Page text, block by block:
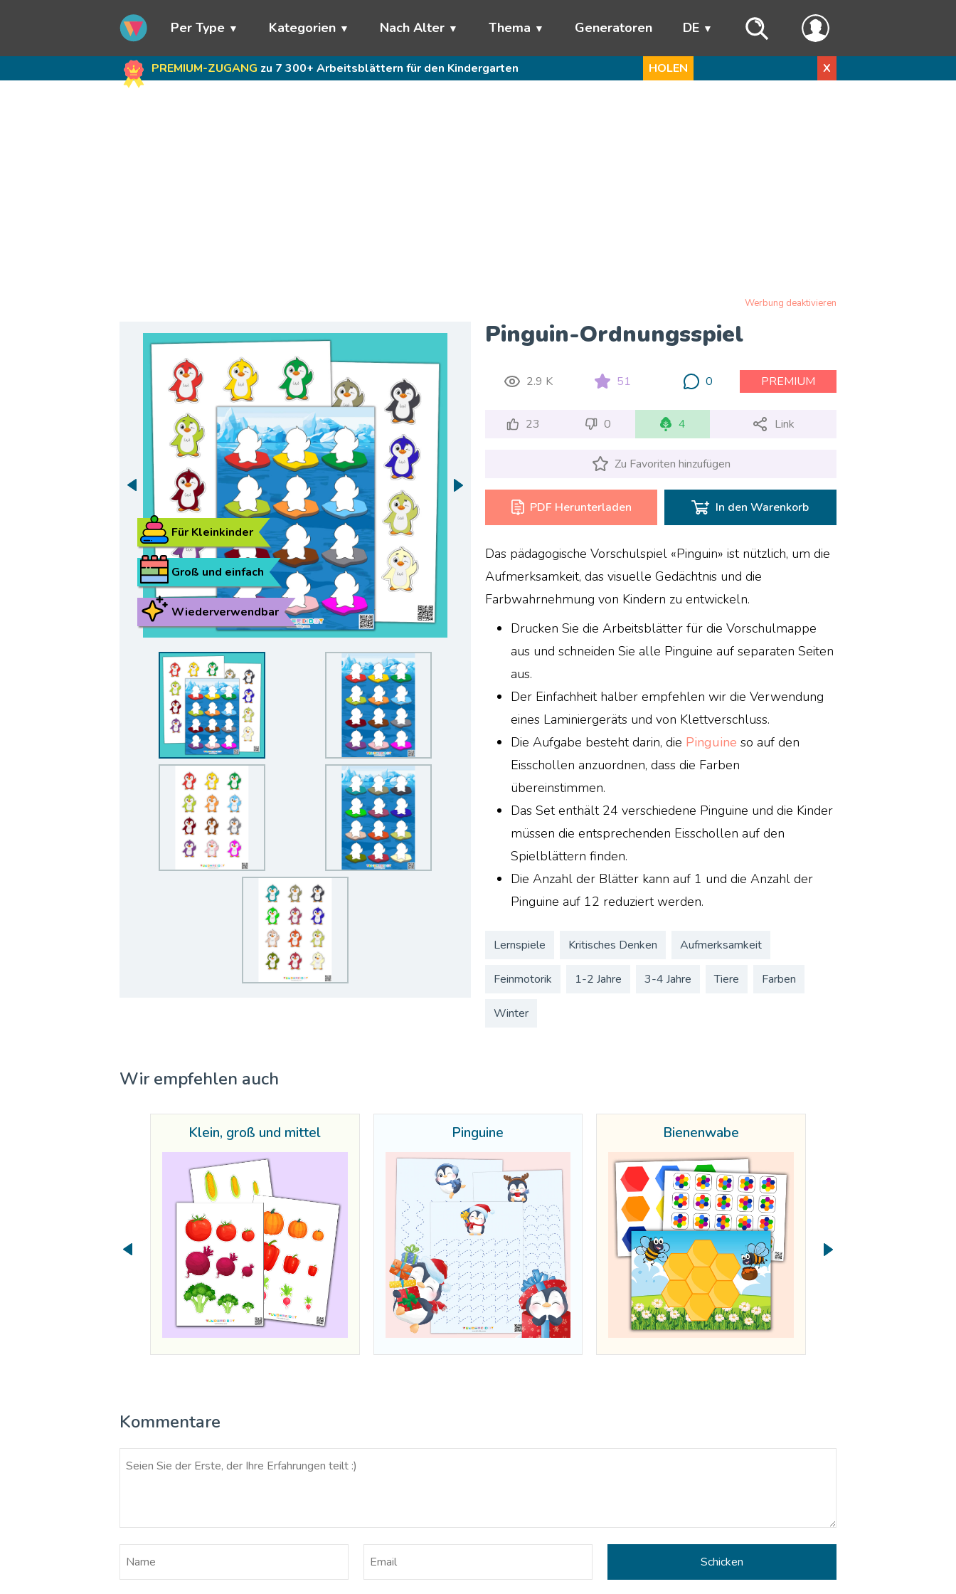
Per Type Kategorien Nach Alter Thema Generatoren DE
PREMIUM-ZUGANG zu 7 300+ Arbeitsblättern für den Kindergarten HOLEN X
Werbung deaktivieren
Pinguin-Ordnungsspiel
Wiederverwendbar
Groß und einfach
Für Kleinkinder
2.9 K 51 0 PREMIUM
23 0 4 Link
Zu Favoriten hinzufügen
PDF Herunterladen In den Warenkorb
Das pädagogische Vorschulspiel «Pinguin» ist nützlich, um die
Aufmerksamkeit, das visuelle Gedächtnis und die
Farbwahrnehmung von Kindern zu entwickeln.
Drucken Sie die Arbeitsblätter für die Vorschulmappe
aus und schneiden Sie alle Pinguine auf separaten Seiten
aus.
Der Einfachheit halber empfehlen wir die Verwendung
eines Laminiergeräts und von Klettverschluss.
Die Aufgabe besteht darin, die Pinguine so auf den
Eisschollen anzuordnen, dass die Farben
übereinstimmen.
Das Set enthält 24 verschiedene Pinguine und die Kinder
müssen die entsprechenden Eisschollen auf den
Spielblättern finden.
Die Anzahl der Blätter kann auf 1 und die Anzahl der
Pinguine auf 12 reduziert werden.
Lernspiele Kritisches Denken Aufmerksamkeit
Feinmotorik 1-2 Jahre 3-4 Jahre Tiere Farben
Winter
Wir empfehlen auch
Klein, groß und mittel Pinguine Bienenwabe
Kommentare